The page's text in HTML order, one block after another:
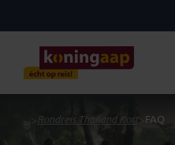
> Rondreis Thailand Kort> FAQ